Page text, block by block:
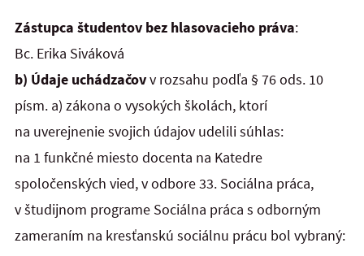
Zástupca študentov bez hlasovacieho práva:
Bc. Erika Siváková
b) Údaje uchádzačovv rozsahu podľa § 76 ods. 10
písm. a) zákona o vysokých školách, ktorí
na uverejnenie svojich údajov udelili súhlas:
na 1 funkčné miesto docenta na Katedre
spoločenských vied, v odbore 33. Sociálna práca,
v študijnom programe Sociálna práca s odborným
zameraním na kresťanskú sociálnu prácu bol vybraný: